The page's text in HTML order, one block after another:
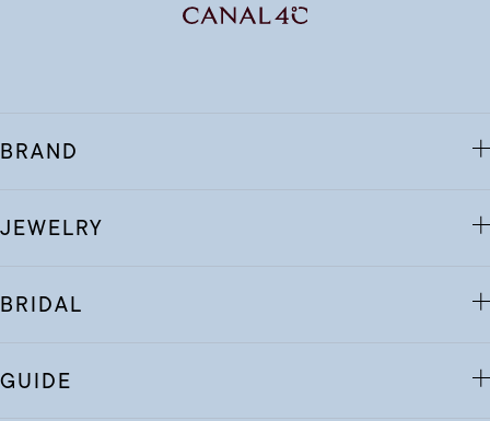
BRAND
JEWELRY
BRIDAL
GUIDE